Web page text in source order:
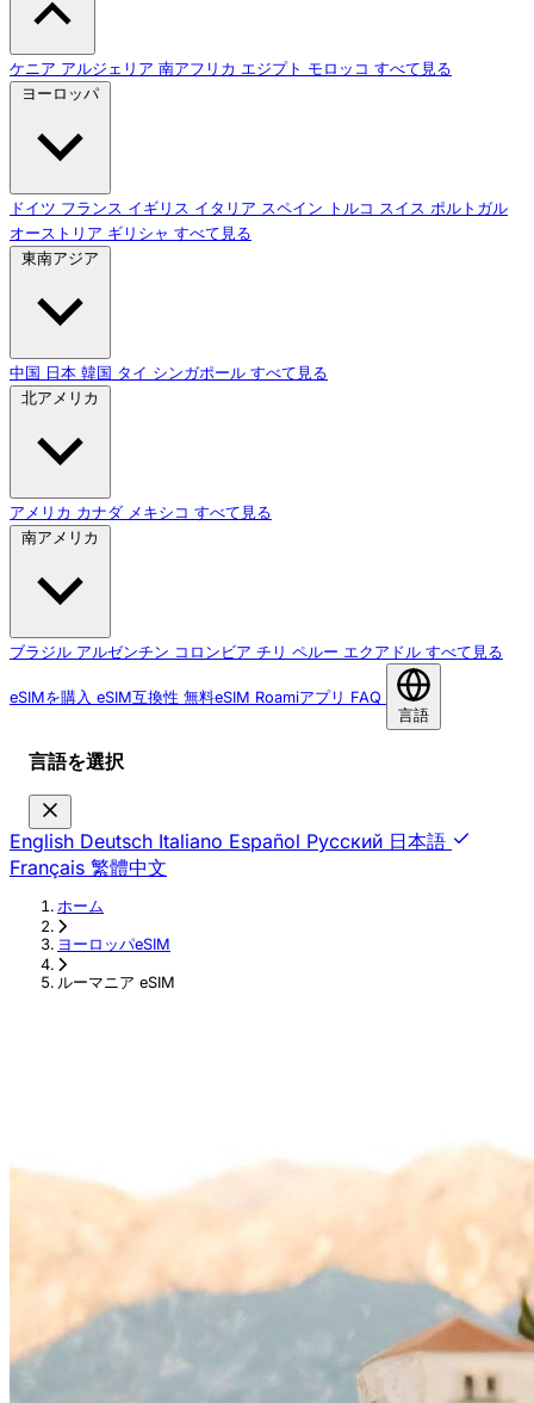
ケニア アルジェリア 南アフリカ エジプト モロッコ すべて見る
ヨーロッパ
ドイツ フランス イギリス イタリア スペイン トルコ スイス ポルトガル
オーストリア ギリシャ すべて見る
東南アジア
中国 日本 韓国 タイ シンガポール すべて見る
北アメリカ
アメリカ カナダ メキシコ すべて見る
南アメリカ
ブラジル アルゼンチン コロンビア チリ ペルー エクアドル すべて見る
eSIMを購入 eSIM互換性 無料eSIM Roamiアプリ FAQ
言語
言語を選択
English Deutsch Italiano Español Русский 日本語
Français 繁體中文
ホーム
›
ヨーロッパeSIM
›
ルーマニア eSIM